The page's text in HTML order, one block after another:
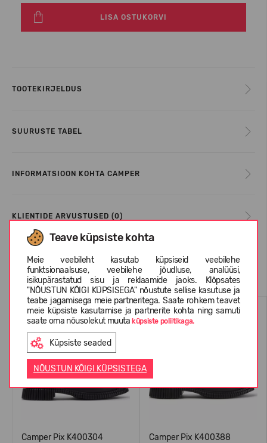
Teave küpsiste kohta
Meie veebileht kasutab küpsiseid veebilehe
funktsionaalsuse, veebilehe jõudluse, analüüsi,
isikupärastatud sisu ja reklaamide jaoks. Klõpsates
"NÕUSTUN KÕIGI KÜPSISEGA" nõustute sellise kasutuse ja
teabe jagamisega meie partneritega. Saate rohkem teavet
meie küpsiste kasutamise ja partnerite kohta ning samuti
saate oma nõusolekut muutaküpsiste poliitikaga.
Küpsiste seaded
NÕUSTUN KÕIGI KÜPSISTEGA
LISA OSTUKORVI
TOOTEKIRJELDUS
SUURUSTE TABEL
INFORMATSIOON KOHTA CAMPER
KLIENTIDE ARVUSTUSED (0)
Sarnased tooted
Camper Pix K400304 Camper Pix K400388